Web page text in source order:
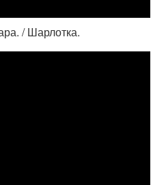
/ Шарлотка.